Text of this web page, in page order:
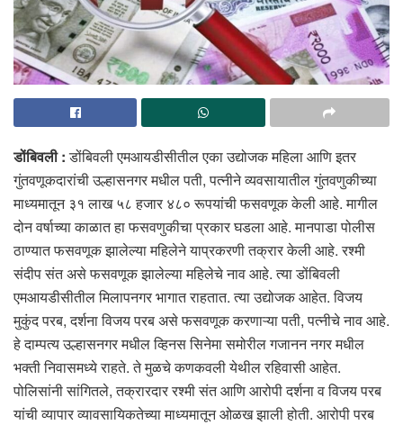
डोंबिवली :डोंबिवली एमआयडीसीतील एका उद्योजक महिला आणि इतर
गुंतवणूकदारांची उल्हासनगर मधील पती, पत्नीने व्यवसायातील गुंतवणुकीच्या
माध्यमातून ३१ लाख ५८ हजार ४८० रूपयांची फसवणूक केली आहे. मागील
दोन वर्षाच्या काळात हा फसवणुकीचा प्रकार घडला आहे. मानपाडा पोलीस
ठाण्यात फसवणूक झालेल्या महिलेने याप्रकरणी तक्रार केली आहे. रश्मी
संदीप संत असे फसवणूक झालेल्या महिलेचे नाव आहे. त्या डोंबिवली
एमआयडीसीतील मिलापनगर भागात राहतात. त्या उद्योजक आहेत. विजय
मुकुंद परब, दर्शना विजय परब असे फसवणूक करणाऱ्या पती, पत्नीचे नाव आहे.
हे दाम्पत्य उल्हासनगर मधील व्हिनस सिनेमा समोरील गजानन नगर मधील
भक्ती निवासमध्ये राहते. ते मुळचे कणकवली येथील रहिवासी आहेत.
पोलिसांनी सांगितले, तक्रारदार रश्मी संत आणि आरोपी दर्शना व विजय परब
यांची व्यापार व्यावसायिकतेच्या माध्यमातून ओळख झाली होती. आरोपी परब